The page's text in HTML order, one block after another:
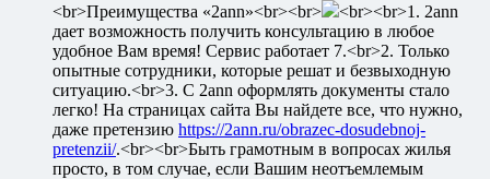
<br>Преимущества «2ann»<br><br>
<br><br>1. 2ann
дает возможность получить консультацию в любое
удобное Вам время! Сервис работает 7.<br>2. Только
опытные сотрудники, которые решат и безвыходную
ситуацию.<br>3. С 2ann оформлять документы стало
легко! На страницах сайта Вы найдете все, что нужно,
даже претензию https://2ann.ru/obrazec-dosudebnoj-
pretenzii/.<br><br>Быть грамотным в вопросах жилья
просто, в том случае, если Вашим неотъемлемым